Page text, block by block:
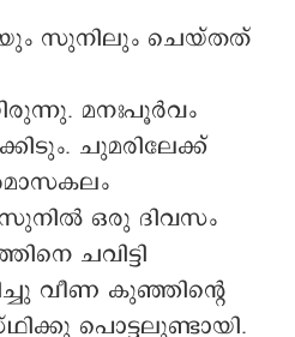
സുനിലും ചെയ്തത്
മനഃപൂർവം
ചുമരിലേക്ക്
ഒരു ദിവസം
ചവിട്ടി
വീണ കുഞ്ഞിന്റെ
പൊട്ടലുണ്ടായി.